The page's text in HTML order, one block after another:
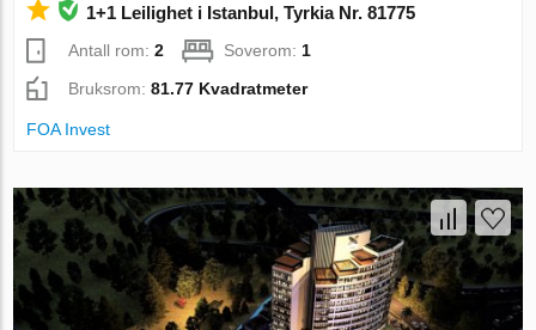
1+1 Leilighet i Istanbul, Tyrkia Nr. 81775
Antall rom:2 Soverom: 1
Bruksrom:81.77 Kvadratmeter
FOA Invest